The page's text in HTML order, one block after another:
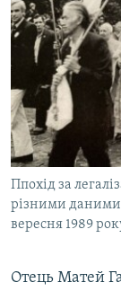
Ппохід за
різними даними,
вересня 1989
Отець Матей